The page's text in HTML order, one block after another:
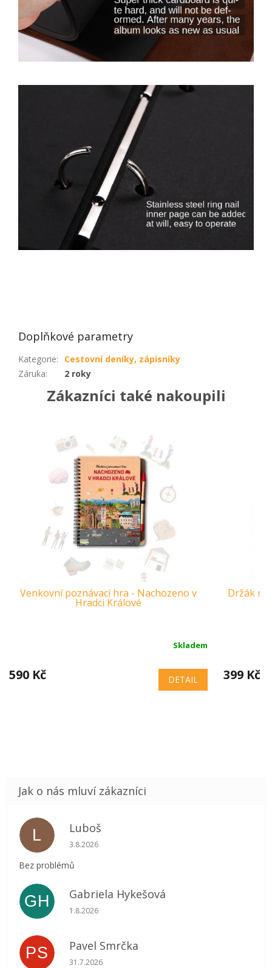
Doplňkové parametry
Kategorie:
Cestovní deníky, zápisníky
Záruka: 2 roky
Zákazníci také nakoupili
Venkovní poznávací hra - Nachozeno v
Hradci Králové
Skladem
590 Kč DETAIL
Držák
399 Kč
L Luboš
Hodnocení obchodu je 5 z 5 hvězdiček.
3.8.2026
Bez problémů
GH Gabriela Hykešová
Hodnocení obchodu je 5 z 5 hvězdiček.
1.8.2026
PS Pavel Smrčka
Hodnocení obchodu je 5 z 5 hvězdiček.
31.7.2026